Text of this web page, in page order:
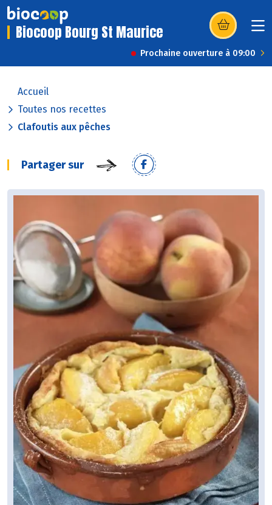
Biocoop Bourg St Maurice (s’ouvre dans
Prochaine ouverture à 09:00
Accueil
Toutes nos recettes
Clafoutis aux pêches
Partager sur